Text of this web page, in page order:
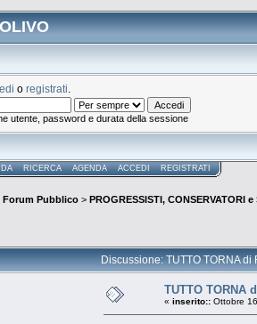
o registrati
utente, password e durata della sessione
RICERCA AGENDA ACCEDI REGISTRATI
Forum Pubblico > PROGRESSISTI, CONSERVATORI
Discussione: TUTTO TORNA
TUTTO TORNA
« inserito:: Ottobre